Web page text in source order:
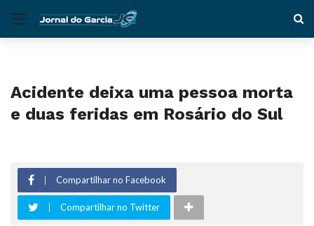
Acidente deixa uma pessoa morta
e duas feridas em Rosário do Sul
Compartilhar no Facebook
Compartilhar no Twitter